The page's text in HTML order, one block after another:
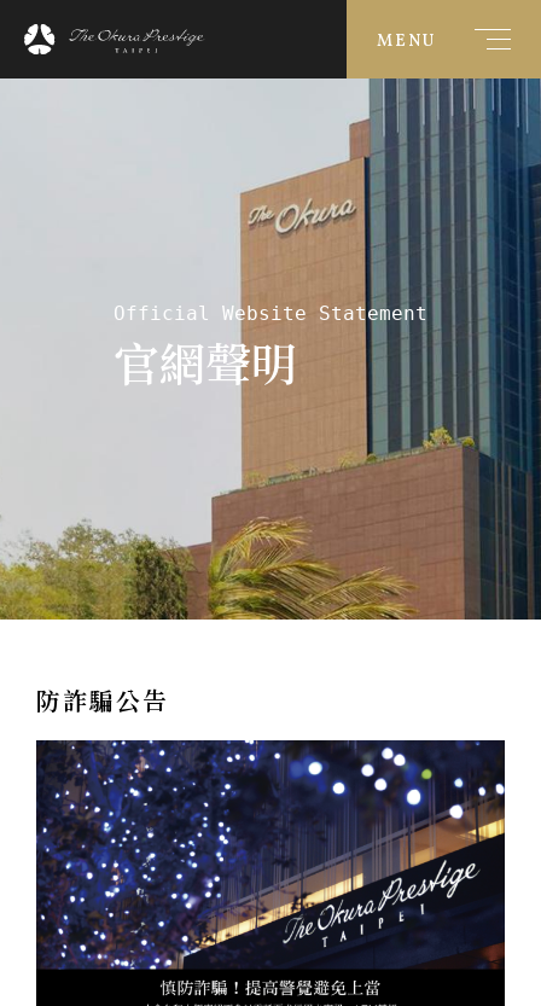
MENU
Official Website Statement
官網聲明
防詐騙公告